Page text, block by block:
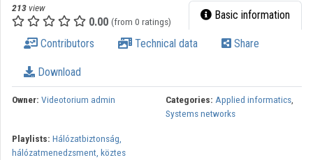
Categories
Organization playlists
Organizations
Contributors
213 view
0.00 (from 0 ratings) Basic information
Contributors Technical data Share
Download
Owner: Videotorium admin Categories: Applied informatics,
Systems networks
Playlists: Hálózatbiztonság,
hálózatmenedzsment, köztes